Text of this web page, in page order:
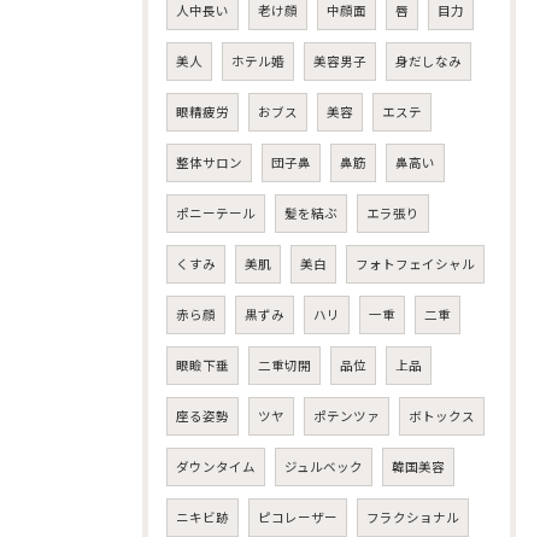
人中長い 老け顔 中顔面 唇 目力
美人 ホテル婚 美容男子 身だしなみ
眼精疲労 おブス 美容 エステ
整体サロン 団子鼻 鼻筋 鼻高い
ポニーテール 髪を結ぶ エラ張り
くすみ 美肌 美白 フォトフェイシャル
赤ら顔 黒ずみ ハリ 一重 二重
眼瞼下垂 二重切開 品位 上品
座る姿勢 ツヤ ポテンツァ ボトックス
ダウンタイム ジュルベック 韓国美容
ニキビ跡 ピコレーザー フラクショナル